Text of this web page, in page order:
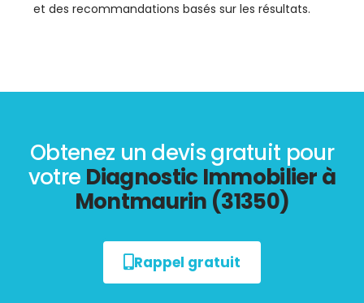
et des recommandations basés sur les résultats.
Obtenez un devis gratuit pour
votre Diagnostic Immobilier à
Montmaurin (31350)
Rappel gratuit